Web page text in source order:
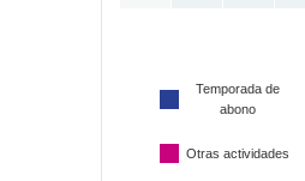
Temporada de
abono
Otras actividades